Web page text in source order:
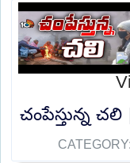
చంపేస్తున్న చలి
CATEGORY: